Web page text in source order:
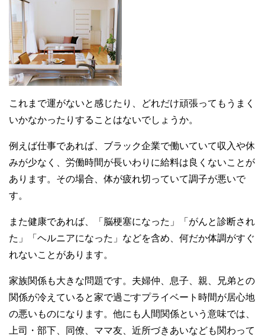
これまで運がないと感じたり、どれだけ頑張ってもうまく
いかなかったりすることはないでしょうか。
例えば仕事であれば、ブラック企業で働いていて収入や休
みが少なく、労働時間が長いわりに給料は良くないことが
あります。その場合、体が疲れ切っていて調子が悪いで
す。
また健康であれば、「脳梗塞になった」「がんと診断され
た」「ヘルニアになった」などを含め、何だか体調がすぐ
れないことがあります。
家族関係も大きな問題です。夫婦仲、息子、親、兄弟との
関係が冷えていると家で過ごすプライベート時間が居心地
の悪いものになります。他にも人間関係という意味では、
上司・部下、同僚、ママ友、近所づきあいなども関わって